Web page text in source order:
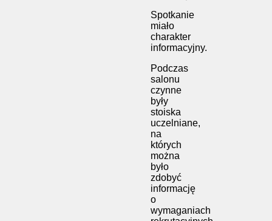
Spotkanie
miało
charakter
informacyjny.
Podczas
salonu
czynne
były
stoiska
uczelniane,
na
których
można
było
zdobyć
informację
o
wymaganiach